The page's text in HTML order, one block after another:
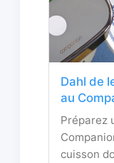
Dahl de
au
Préparez
cuisson